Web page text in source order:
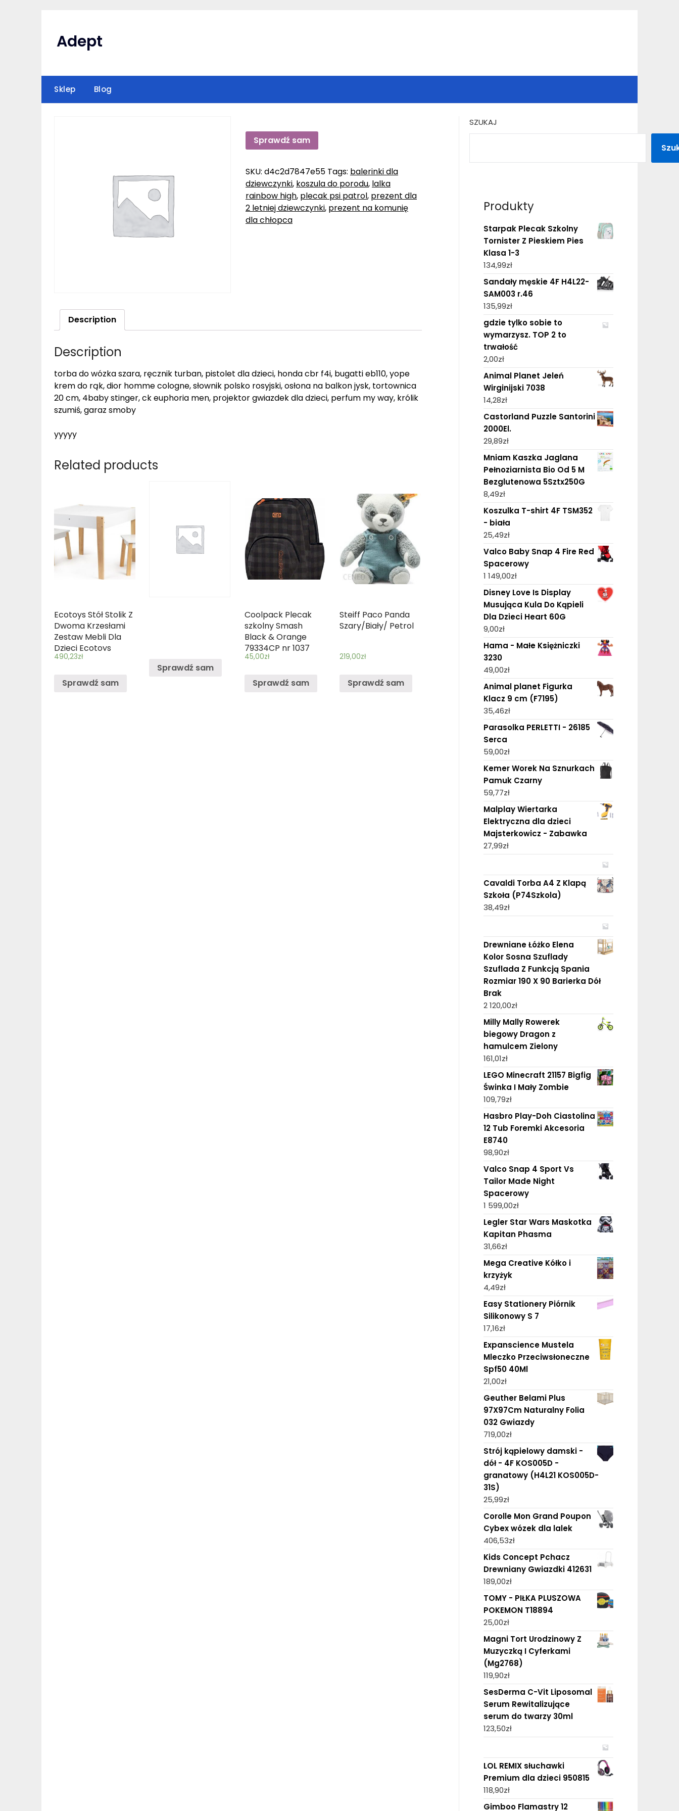
Adept
Sklep Blog
Sprawdź sam
SKU: d4c2d7847e55 Tags: balerinki dla
dziewczynki, koszula do porodu, lalka
rainbow high, plecak psi patrol, prezent dla
2 letniej dziewczynki, prezent na komunię
dla chłopca
Description
Description
torba do wózka szara, ręcznik turban, pistolet dla dzieci, honda cbr f4i, bugatti eb110, yope
krem do rąk, dior homme cologne, słownik polsko rosyjski, osłona na balkon jysk, tortownica
20 cm, 4baby stinger, ck euphoria men, projektor gwiazdek dla dzieci, perfum my way, królik
szumiś, garaz smoby
yyyyy
Related products
Ecotoys Stół Stolik Z
Dwoma Krzesłami
Zestaw Mebli Dla
Dzieci Ecotoys
490,23zł
Sprawdź sam
Sprawdź sam
Coolpack Plecak
szkolny Smash
Black & Orange
79334CP nr 1037
45,00zł
Sprawdź sam
Steiff Paco Panda
Szary/Biały/ Petrol
219,00zł
Sprawdź sam
SZUKAJ
Produkty
Starpak Plecak Szkolny
Tornister Z Pieskiem Pies
Klasa 1-3
134,99zł
Sandały męskie 4F H4L22-
SAM003 r.46
135,99zł
gdzie tylko sobie to
wymarzysz. TOP 2 to
trwałość
2,00zł
Animal Planet Jeleń
Wirginijski 7038
14,28zł
Castorland Puzzle Santorini
2000El.
29,89zł
Mniam Kaszka Jaglana
Pełnoziarnista Bio Od 5 M
Bezglutenowa 5Sztx250G
8,49zł
Koszulka T-shirt 4F TSM352
- biała
25,49zł
Valco Baby Snap 4 Fire Red
Spacerowy
1 149,00zł
Disney Love Is Display
Musująca Kula Do Kąpieli
Dla Dzieci Heart 60G
9,00zł
Hama - Małe Księżniczki
3230
49,00zł
Animal planet Figurka
Klacz 9 cm (F7195)
35,46zł
Parasolka PERLETTI - 26185
Serca
59,00zł
Kemer Worek Na Sznurkach
Pamuk Czarny
59,77zł
Malplay Wiertarka
Elektryczna dla dzieci
Majsterkowicz - Zabawka
27,99zł
Cavaldi Torba A4 Z Klapą
Szkoła (P74Szkola)
38,49zł
Drewniane Łóżko Elena
Kolor Sosna Szuflady
Szuflada Z Funkcją Spania
Rozmiar 190 X 90 Barierka Dół
Brak
2 120,00zł
Milly Mally Rowerek
biegowy Dragon z
hamulcem Zielony
161,01zł
LEGO Minecraft 21157 Bigfig
Świnka I Mały Zombie
109,79zł
Hasbro Play-Doh Ciastolina
12 Tub Foremki Akcesoria
E8740
98,90zł
Valco Snap 4 Sport Vs
Tailor Made Night
Spacerowy
1 599,00zł
Legler Star Wars Maskotka
Kapitan Phasma
31,66zł
Mega Creative Kółko i
krzyżyk
4,49zł
Easy Stationery Piórnik
Silikonowy S 7
17,16zł
Expanscience Mustela
Mleczko Przeciwsłoneczne
Spf50 40Ml
21,00zł
Geuther Belami Plus
97X97Cm Naturalny Folia
032 Gwiazdy
719,00zł
Strój kąpielowy damski -
dół - 4F KOS005D -
granatowy (H4L21 KOS005D-
31S)
25,99zł
Corolle Mon Grand Poupon
Cybex wózek dla lalek
406,53zł
Kids Concept Pchacz
Drewniany Gwiazdki 412631
189,00zł
TOMY - PIŁKA PLUSZOWA
POKEMON T18894
25,00zł
Magni Tort Urodzinowy Z
Muzyczką I Cyferkami
(Mg2768)
119,90zł
SesDerma C-Vit Liposomal
Serum Rewitalizujące
serum do twarzy 30ml
123,50zł
LOL REMIX słuchawki
Premium dla dzieci 950815
118,90zł
Gimboo Flamastry 12